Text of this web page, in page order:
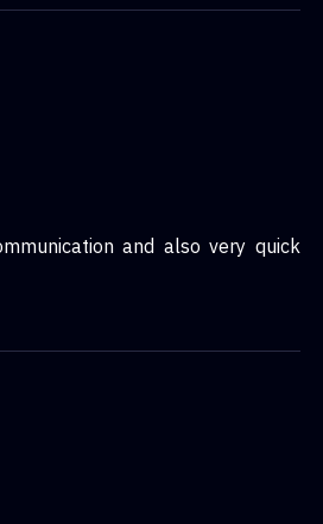
and also very quick